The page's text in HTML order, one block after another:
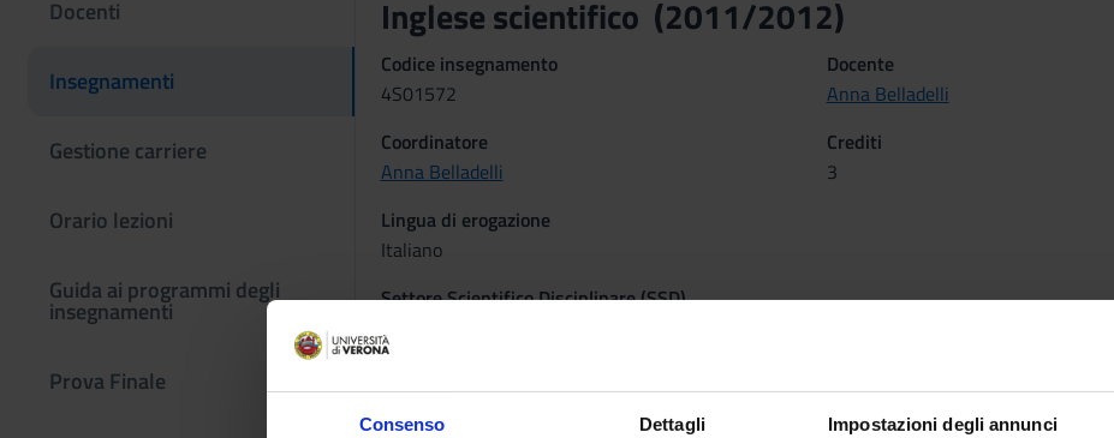
Consenso Dettagli Impostazioni degli annunci
Docenti
Insegnamenti
Gestione carriere
Orario lezioni
Guida ai programmi degli
insegnamenti
Prova Finale
Inglese scientifico (2011/2012)
Codice insegnamento
4S01572
Docente
Anna Belladelli
Coordinatore
Anna Belladelli
Crediti
3
Lingua di erogazione
Italiano
Settore Scientifico Disciplinare (SSD)
L-LIN/12 - LINGUA E TRADUZIONE - LINGUA INGLESE